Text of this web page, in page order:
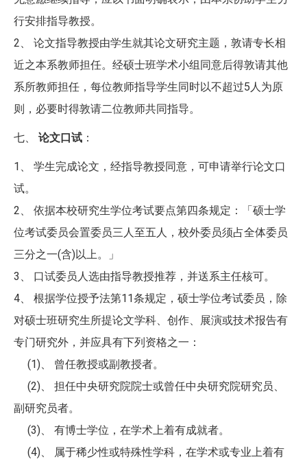
行安排指导教授。
2、 论文指导教授由学生就其论文研究主题，敦请专长相
近之本系教师担任。经硕士班学术小组同意后得敦请其他
系所教师担任，每位教师指导学生同时以不超过5人为原
则，必要时得敦请二位教师共同指导。
七、 论文口试 ：
1、 学生完成论文，经指导教授同意，可申请举行论文口
试。
2、 依据本校研究生学位考试要点第四条规定：「硕士学
位考试委员会置委员三人至五人，校外委员须占全体委员
三分之一(含)以上。」
3、 口试委员人选由指导教授推荐，并送系主任核可。
4、 根据学位授予法第11条规定，硕士学位考试委员，除
对硕士班研究生所提论文学科、创作、展演或技术报告有
专门研究外，并应具有下列资格之一：
(1)、 曾任教授或副教授者。
(2)、 担任中央研究院院士或曾任中央研究院研究员、
副研究员者。
(3)、 有博士学位，在学术上着有成就者。
(4)、 属于稀少性或特殊性学科，在学术或专业上着有